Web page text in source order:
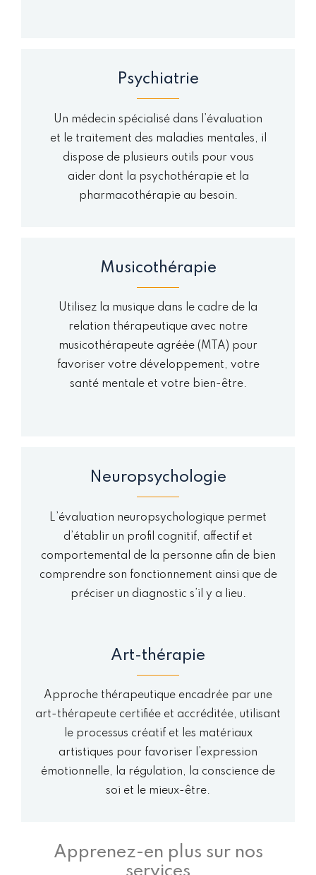
Psychiatrie
Un médecin spécialisé dans l’évaluation
et le traitement des maladies mentales, il
dispose de plusieurs outils pour vous
aider dont la psychothérapie et la
pharmacothérapie au besoin.
Musicothérapie
Utilisez la musique dans le cadre de la
relation thérapeutique avec notre
musicothérapeute agréée (MTA) pour
favoriser votre développement, votre
santé mentale et votre bien-être.
Neuropsychologie
L’évaluation neuropsychologique permet
d’établir un profil cognitif, affectif et
comportemental de la personne afin de bien
comprendre son fonctionnement ainsi que de
préciser un diagnostic s’il y a lieu.
Art-thérapie
Approche thérapeutique encadrée par une
art-thérapeute certifiée et accréditée, utilisant
le processus créatif et les matériaux
artistiques pour favoriser l’expression
émotionnelle, la régulation, la conscience de
soi et le mieux-être.
Apprenez-en plus sur nos